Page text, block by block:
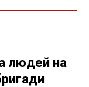
людей на